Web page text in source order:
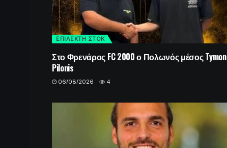
ΕΠΙΛΕΚΤΗ ΣΤΟΚ
Στο Φρενάρος FC 2000 ο Πολωνός μέσος Tymon
Pilonis
06/08/2026 4